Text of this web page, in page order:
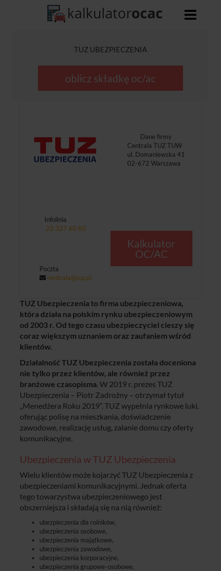
TUZ UBEZPIECZENIA
oblicz składkę oc/ac
Dane firmy
Centrala TUZ TUW
ul. Domaniewska 41
02-672 Warszawa
Infolinia
22 327 60 60
Poczta
centrala@tuz.pl
Kalkulator
OC/AC
TUZ Ubezpieczenia to firma ubezpieczeniowa,
która działa na polskim rynku ubezpieczeniowym
od 2003 r. Od tego czasu ubezpieczyciel cieszy się
coraz większym uznaniem oraz zaufaniem wśród
klientów.
Działalność TUZ Ubezpieczenia została doceniona
nie tylko przez klientów, ale również przez
branżowe czasopisma. W 2019 r. prezes TUZ
Ubezpieczenia – Piotr Zadrożny – otrzymał tytuł
„Menedżera Roku 2019”. TUZ wypełnia rynkowe luki,
oferując polisę na mieszkania, doświadczenie
zawodowe, realizację usług, zalanie domu czy oferty
komunikacyjne.
Ubezpieczenia w TUZ Ubezpieczenia
Wielu klientów może kojarzyć TUZ Ubezpieczenia z
ubezpieczeniami komunikacyjnymi. Jednak oferta
tego towarzystwa ubezpieczeniowego jest
obszerniejsza i składają się na nią również:
ubezpieczenia dla rolników,
ubezpieczenia osobowe,
ubezpieczenia majątkowe,
ubezpieczenia zawodowe,
ubezpieczenia korporacyjne,
ubezpieczenia grupowe-osobowe,